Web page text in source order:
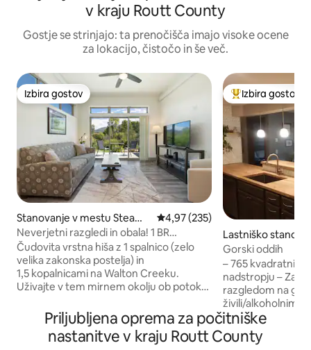
v kraju Routt County
Gostje se strinjajo: ta prenočišča imajo visoke ocene
za lokacijo, čistočo in še več.
Izbira gostov
Izbira gostov
Stanovanje v mestu Steamb
oat Springs
Povprečna ocena: 4,97 od 5, št.
4,97 (235)
Neverjetni razgledi in obala! 1 BR
Townhome (#1)
Čudovita vrstna hiša z 1 spalnico (zelo
velika zakonska postelja) in
1,5 kopalnicami na Walton Creeku.
Uživajte v tem mirnem okolju ob potoku
goro Werner in okoliška mokrišča. Ta kraj
je kot nalašč za pare (ali majhne družine)
z enim mirnim in vzgojenim psom.
Najbolj
Izbira gostov
Lastniško
tu Steamboat
Gorski oddih
– 765 kvadratnih
nadstropju –
razgledom na
živili/alkoholnimi
hoje – 2 masažni
se dnevno čistijo
– Učinkovit plinski
Priljubljena oprema za počitniške
nastanitve v kraju Routt County